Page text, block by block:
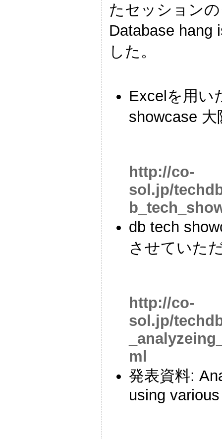
たセッション
Database hang
した。
Excelを用い
showcase
http://co-
sol.jp/
db tech
させていた
http://co-
sol.jp/
ml
発表資料:
using